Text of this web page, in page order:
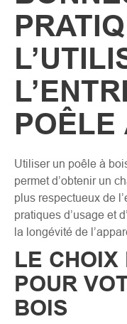
POÊLE
Utiliser un poêle à
permet d’obtenir un
plus respectueux de
pratiques d’usage et
la longévité de
LE CHOIX
POUR
BOIS